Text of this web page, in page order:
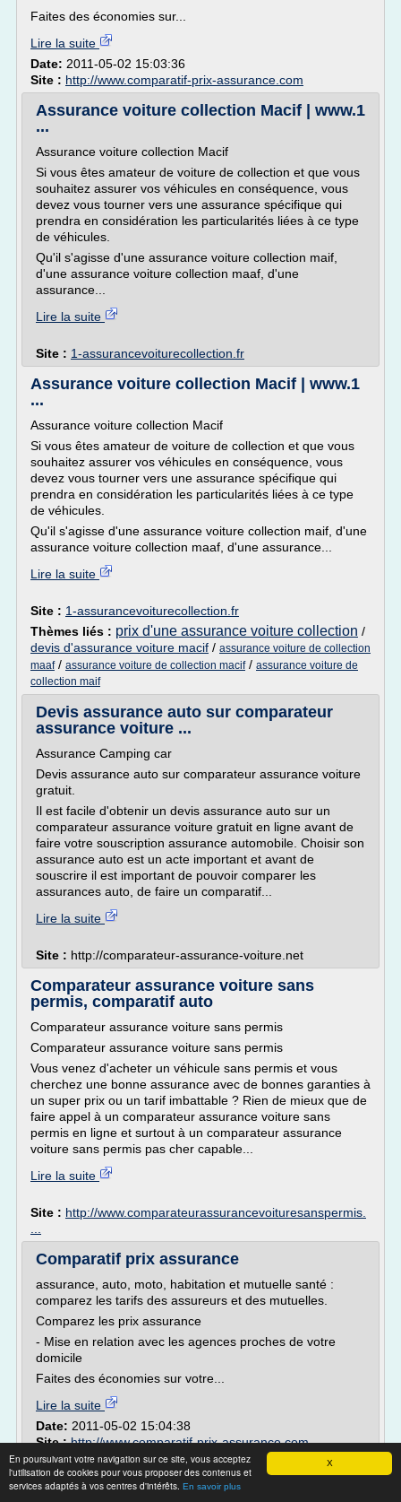
X
En poursuivant votre navigation sur ce site, vous acceptez
l'utilisation de cookies pour vous proposer des contenus et
services adaptés à vos centres d'intérêts. En savoir plus
Faites des économies sur...
Lire la suite
Date: 2011-05-02 15:03:36
Site : http://www.comparatif-prix-assurance.com
Assurance voiture collection Macif | www.1
...
Assurance voiture collection Macif
Si vous êtes amateur de voiture de collection et que vous
souhaitez assurer vos véhicules en conséquence, vous
devez vous tourner vers une assurance spécifique qui
prendra en considération les particularités liées à ce type
de véhicules.
Qu'il s'agisse d'une assurance voiture collection maif,
d'une assurance voiture collection maaf, d'une
assurance...
Lire la suite
Site : 1-assurancevoiturecollection.fr
Assurance voiture collection Macif | www.1
...
Assurance voiture collection Macif
Si vous êtes amateur de voiture de collection et que vous
souhaitez assurer vos véhicules en conséquence, vous
devez vous tourner vers une assurance spécifique qui
prendra en considération les particularités liées à ce type
de véhicules.
Qu'il s'agisse d'une assurance voiture collection maif, d'une
assurance voiture collection maaf, d'une assurance...
Lire la suite
Site : 1-assurancevoiturecollection.fr
Thèmes liés : prix d'une assurance voiture collection /
devis d'assurance voiture macif / assurance voiture de collection
maaf/ assurance voiture de collection macif/ assurance voiture de
collection maif
Devis assurance auto sur comparateur
assurance voiture ...
Assurance Camping car
Devis assurance auto sur comparateur assurance voiture
gratuit.
Il est facile d'obtenir un devis assurance auto sur un
comparateur assurance voiture gratuit en ligne avant de
faire votre souscription assurance automobile. Choisir son
assurance auto est un acte important et avant de
souscrire il est important de pouvoir comparer les
assurances auto, de faire un comparatif...
Lire la suite
Site : http://comparateur-assurance-voiture.net
Comparateur assurance voiture sans
permis, comparatif auto
Comparateur assurance voiture sans permis
Comparateur assurance voiture sans permis
Vous venez d'acheter un véhicule sans permis et vous
cherchez une bonne assurance avec de bonnes garanties à
un super prix ou un tarif imbattable ? Rien de mieux que de
faire appel à un comparateur assurance voiture sans
permis en ligne et surtout à un comparateur assurance
voiture sans permis pas cher capable...
Lire la suite
Site : http://www.comparateurassurancevoituresanspermis.
Comparatif prix assurance
assurance, auto, moto, habitation et mutuelle santé :
comparez les tarifs des assureurs et des mutuelles.
Comparez les prix assurance
- Mise en relation avec les agences proches de votre
domicile
Faites des économies sur votre...
Lire la suite
Date: 2011-05-02 15:04:38
Site :http://www.comparatif-prix-assurance.com
Assurance voiture sans permis en ligne,
prix pour automobile